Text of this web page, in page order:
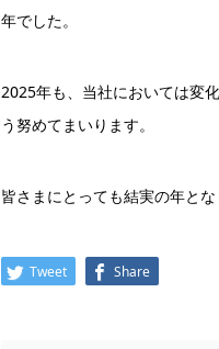
年でした。
2025年も、当社においては変
う努めてまいります。
皆さまにとっても結実の年と
Tweet Share